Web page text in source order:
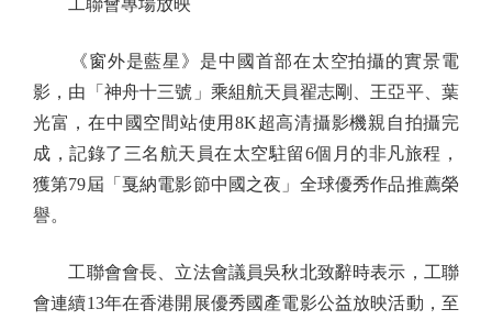
工聯會專場放映
《窗外是藍星》是中國首部在太空拍攝的實景電
影，由「神舟十三號」乘組航天員翟志剛、王亞平、葉
光富，在中國空間站使用8K超高清攝影機親自拍攝完
成，記錄了三名航天員在太空駐留6個月的非凡旅程，
獲第79屆「戛納電影節中國之夜」全球優秀作品推薦榮
譽。
工聯會會長、立法會議員吳秋北致辭時表示，工聯
會連續13年在香港開展優秀國產電影公益放映活動，至